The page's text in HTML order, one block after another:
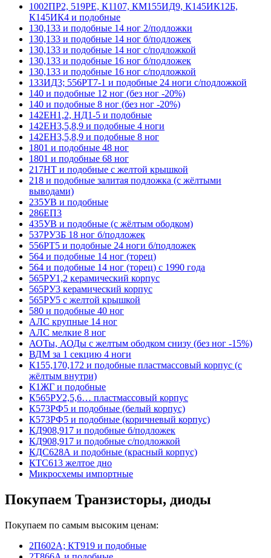
1002ПР2, 519РЕ, К1107, КМ155ИД9, К145ИК12Б,
К145ИК4 и подобные
130,133 и подобные 14 ног 2/подложки
130,133 и подобные 14 ног б/подложек
130,133 и подобные 14 ног с/подложкой
130,133 и подобные 16 ног б/подложек
130,133 и подобные 16 ног с/подложкой
133ИД3; 556РТ7-1 и подобные 24 ноги с/подложкой
140 и подобные 12 ног (без ног -20%)
140 и подобные 8 ног (без ног -20%)
142ЕН1,2, НД1-5 и подобные
142ЕН3,5,8,9 и подобные 4 ноги
142ЕН3,5,8,9 и подобные 8 ног
1801 и подобные 48 ног
1801 и подобные 68 ног
217НТ и подобные с желтой крышкой
218 и подобные залитая подложка (с жёлтыми
выводами)
235УВ и подобные
286ЕП3
435УВ и подобные (с жёлтым ободком)
537РУ3Б 18 ног б/подложек
556РТ5 и подобные 24 ноги б/подложек
564 и подобные 14 ног (торец)
564 и подобные 14 ног (торец) с 1990 года
565РУ1,2 керамический корпус
565РУ3 керамический корпус
565РУ5 с желтой крышкой
580 и подобные 40 ног
АЛС крупные 14 ног
АЛС мелкие 8 ног
АОТы, АОДы с желтым ободком снизу (без ног -15%)
ВДМ за 1 секцию 4 ноги
К155,170,172 и подобные пластмассовый корпус (с
жёлтым внутри)
К1ЖГ и подобные
К565РУ2,5,6… пластмассовый корпус
К573РФ5 и подобные (белый корпус)
К573РФ5 и подобные (коричневый корпус)
КД908,917 и подобные б/подложек
КД908,917 и подобные с/подложкой
КДС628А и подобные (красный корпус)
КТС613 желтое дно
Микросхемы импортные
Покупаем Транзисторы, диоды
Покупаем по самым высоким ценам:
2П602А; КТ919 и подобные